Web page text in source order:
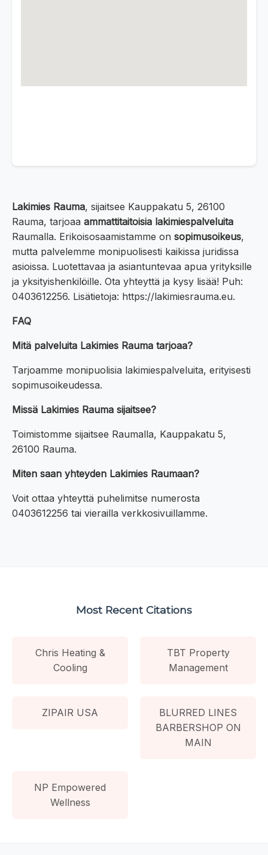
Lakimies Rauma, sijaitsee Kauppakatu 5, 26100
Rauma, tarjoaa ammattitaitoisia lakimiespalveluita
Raumalla. Erikoisosaamistamme on sopimusoikeus,
mutta palvelemme monipuolisesti kaikissa juridissa
asioissa. Luotettavaa ja asiantuntevaa apua yrityksille
ja yksityishenkilöille. Ota yhteyttä ja kysy lisää! Puh:
0403612256. Lisätietoja: https://lakimiesrauma.eu.
FAQ
Mitä palveluita Lakimies Rauma tarjoaa?
Tarjoamme monipuolisia lakimiespalveluita, erityisesti
sopimusoikeudessa.
Missä Lakimies Rauma sijaitsee?
Toimistomme sijaitsee Raumalla, Kauppakatu 5,
26100 Rauma.
Miten saan yhteyden Lakimies Raumaan?
Voit ottaa yhteyttä puhelimitse numerosta
0403612256 tai vierailla verkkosivuillamme.
Most Recent Citations
Chris Heating &
Cooling
TBT Property
Management
ZIPAIR USA
BLURRED LINES
BARBERSHOP ON
MAIN
NP Empowered
Wellness